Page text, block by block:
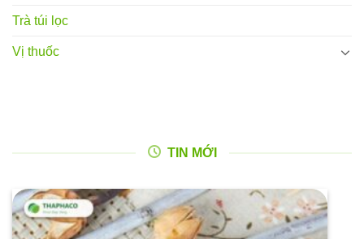
Trà túi lọc
Vị thuốc
TIN MỚI